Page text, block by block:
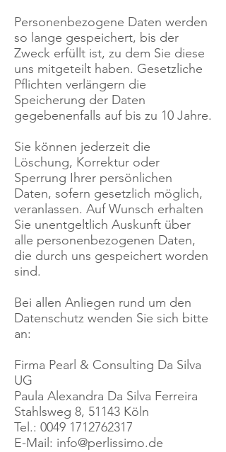
Personenbezogene Daten werden
so lange gespeichert, bis der
Zweck erfüllt ist, zu dem Sie diese
uns mitgeteilt haben. Gesetzliche
Pflichten verlängern die
Speicherung der Daten
gegebenenfalls auf bis zu 10 Jahre.
Sie können jederzeit die
Löschung, Korrektur oder
Sperrung Ihrer persönlichen
Daten, sofern gesetzlich möglich,
veranlassen. Auf Wunsch erhalten
Sie unentgeltlich Auskunft über
alle personenbezogenen Daten,
die durch uns gespeichert worden
sind.
Bei allen Anliegen rund um den
Datenschutz wenden Sie sich bitte
an:
Firma Pearl & Consulting Da Silva
UG
Paula Alexandra Da Silva Ferreira
Stahlsweg 8, 51143 Köln
Tel.: 0049 1712762317
E-Mail: info@perlissimo.de